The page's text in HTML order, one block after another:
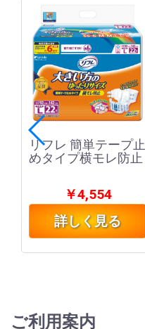
リフレ 簡単テープ止
めタイプ横モレ防止
￥4,554
詳しく見る
ご利用案内